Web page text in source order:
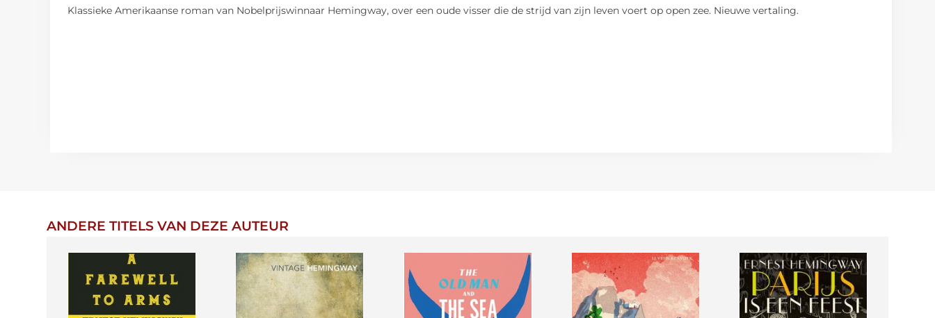
Klassieke Amerikaanse roman van Nobelprijswinnaar Hemingway, over een oude visser die de strijd van zijn leven voert op open zee. Nieuwe vertaling.
ANDERE TITELS VAN DEZE AUTEUR